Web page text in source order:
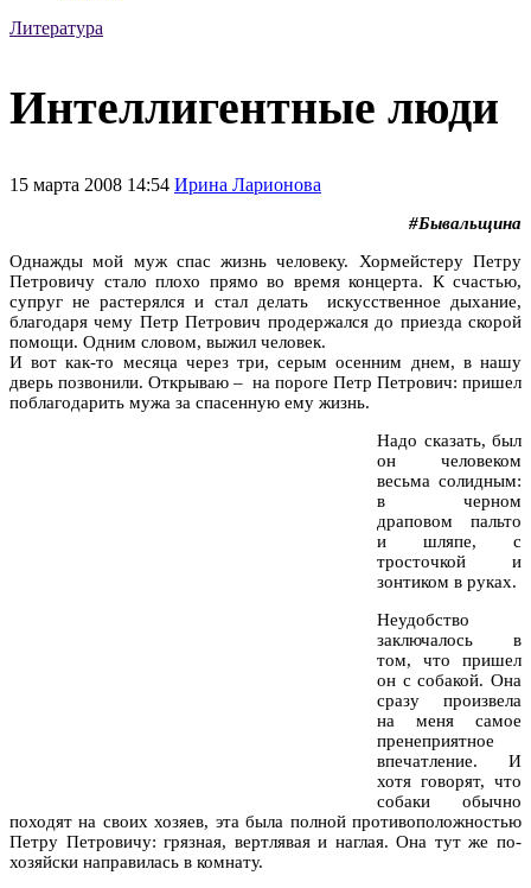
Литература
Интеллигентные люди
15 марта 2008 14:54 Ирина Ларионова
#Бывальщина
Однажды мой муж спас жизнь человеку. Хормейстеру Петру
Петровичу стало плохо прямо во время концерта. К счастью,
супруг не растерялся и стал делать искусственное дыхание,
благодаря чему Петр Петрович продержался до приезда скорой
помощи. Одним словом, выжил человек.
И вот как-то месяца через три, серым осенним днем, в нашу
дверь позвонили. Открываю – на пороге Петр Петрович: пришел
поблагодарить мужа за спасенную ему жизнь.
Надо сказать, был
он человеком
весьма солидным:
в черном
драповом пальто
и шляпе, с
тросточкой и
зонтиком в руках.
Неудобство
заключалось в
том, что пришел
он с собакой. Она
сразу произвела
на меня самое
пренеприятное
впечатление. И
хотя говорят, что
собаки обычно
походят на своих хозяев, эта была полной противоположностью
Петру Петровичу: грязная, вертлявая и наглая. Она тут же по-
хозяйски направилась в комнату.